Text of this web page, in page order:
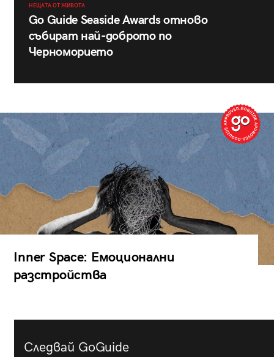
НЕЩАТА ОТ ЖИВОТА
Go Guide Seaside Awards отново
събират най-доброто по
Черноморието
Inner Space: Емоционални
разстройства
Следвай GoGuide